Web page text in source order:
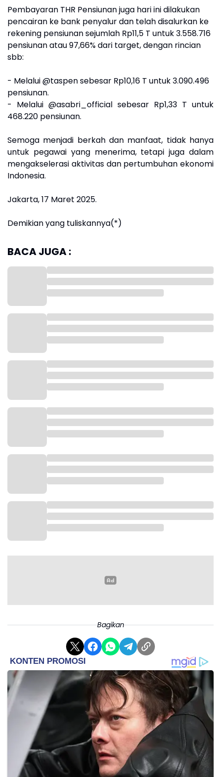
Pembayaran THR Pensiunan juga hari ini dilakukan
pencairan ke bank penyalur dan telah disalurkan ke
rekening pensiunan sejumlah Rp11,5 T untuk 3.558.716
pensiunan atau 97,66% dari target, dengan rincian
sbb:
- Melalui @taspen sebesar Rp10,16 T untuk 3.090.496
pensiunan.
- Melalui @asabri_official sebesar Rp1,33 T untuk
468.220 pensiunan.
Semoga menjadi berkah dan manfaat, tidak hanya
untuk pegawai yang menerima, tetapi juga dalam
mengakselerasi aktivitas dan pertumbuhan ekonomi
Indonesia.
Jakarta, 17 Maret 2025.
Demikian yang tuliskannya(*)
BACA JUGA :
Bagikan